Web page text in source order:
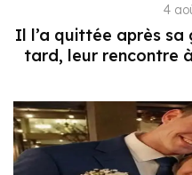
4
Il l’a quittée après sa
tard, leur rencontre